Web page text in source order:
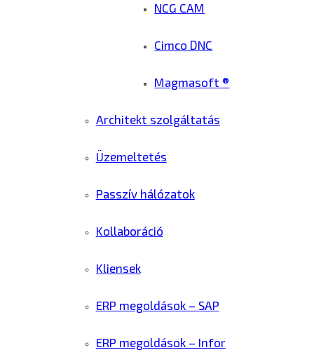
NCG CAM
Cimco DNC
Magmasoft ®
Architekt szolgáltatás
Üzemeltetés
Passzív hálózatok
Kollaboráció
Kliensek
ERP megoldások – SAP
ERP megoldások – Infor